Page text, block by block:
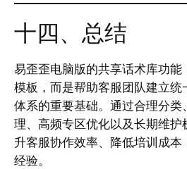
十四、总结
易歪歪电脑版的共享话术库功
模板，而是帮助客服团队建立
体系的重要基础。通过合理分类
理、高频专区优化以及长期维
升客服协作效率、降低培训成
经验。